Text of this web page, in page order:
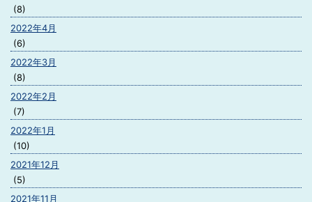
(8)
2022年4月
(6)
2022年3月
(8)
2022年2月
(7)
2022年1月
(10)
2021年12月
(5)
2021年11月